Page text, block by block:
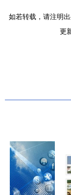
如若转载，请注明
更